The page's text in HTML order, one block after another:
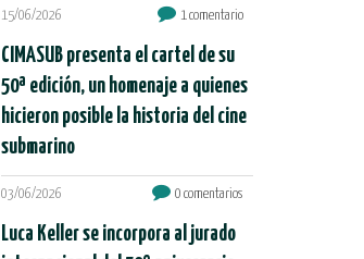
15/06/2026 1 comentario
CIMASUB presenta el cartel de su
50ª edición, un homenaje a quienes
hicieron posible la historia del cine
submarino
03/06/2026 0 comentarios
Luca Keller se incorpora al jurado